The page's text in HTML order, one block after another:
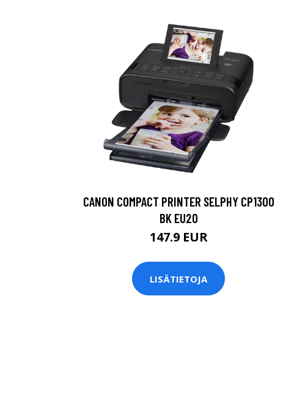
CANON COMPACT PRINTER SELPHY CP1300
BK EU20
147.9 EUR
LISÄTIETOJA